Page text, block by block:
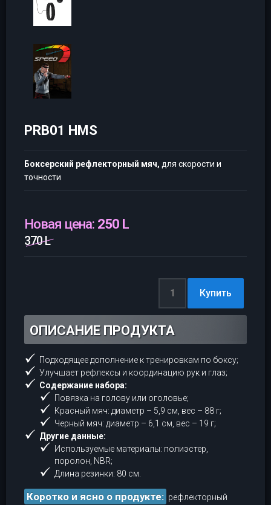
PRB01 HMS
Боксерский рефлекторный мяч, для скорости и
точности
Новая цена: 250 L
370 L
ОПИСАНИЕ ПРОДУКТА
Подходящее дополнение к тренировкам по боксу;
Улучшает рефлексы и координацию рук и глаз;
Содержание набора:
Повязка на голову или оголовье;
Красный мяч: диаметр – 5,9 см, вес – 88 г;
Черный мяч: диаметр – 6,1 см, вес – 19 г;
Другие данные:
Используемые материалы: полиэстер,
поролон, NBR;
Длина резинки: 80 см.
Коротко и ясно о продукте: рефлекторный